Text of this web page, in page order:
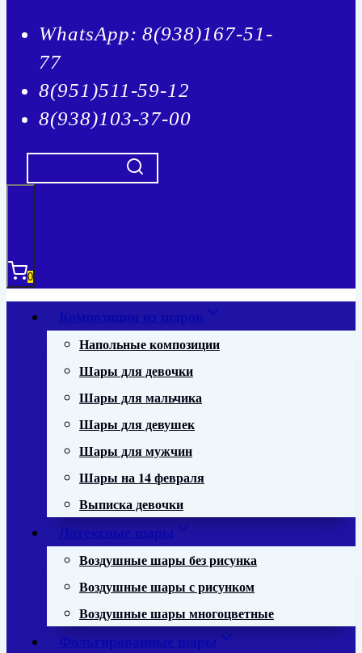
WhatsApp: 8(938)167-51-
77
8(951)511-59-12
8(938)103-37-00
0
Композиции из шаров
Напольные композиции
Шары для девочки
Шары для мальчика
Шары для девушек
Шары для мужчин
Шары на 14 февраля
Выписка девочки
Латексные шары
Воздушные шары без рисунка
Воздушные шары с рисунком
Воздушные шары многоцветные
Фольгированные шары